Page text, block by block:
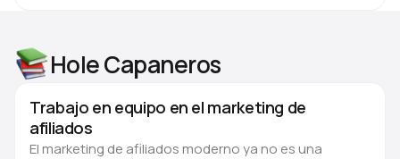
Hole Capaneros
Trabajo en equipo en el marketing de
afiliados
El marketing de afiliados moderno ya no es una